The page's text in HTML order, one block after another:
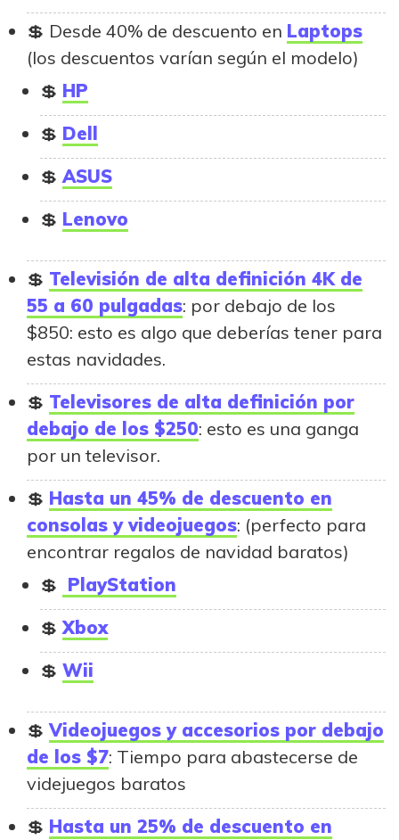
Desde 40% de descuento en Laptops
(los descuentos varían según el modelo)
HP
Dell
ASUS
Lenovo
Televisión de alta definición 4K de
55 a 60 pulgadas: por debajo de los
$850: esto es algo que deberías tener para
estas navidades.
Televisores de alta definición por
debajo de los $250: esto es una ganga
por un televisor.
Hasta un 45% de descuento en
consolas y videojuegos: (perfecto para
encontrar regalos de navidad baratos)
PlayStation
Xbox
Wii
Videojuegos y accesorios por debajo
de los $7: Tiempo para abastecerse de
videjuegos baratos
Hasta un 25% de descuento en